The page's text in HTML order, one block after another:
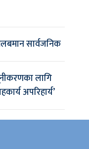
सार्वजनिक
लागि
अपरिहार्य’